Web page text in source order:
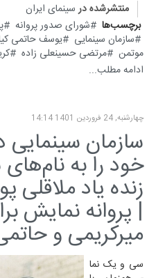
منتشرشده در سینمای ایران
برچسب‌ها
شورای صدور پروانه
سازمان سینمایی
یوسف حاتمی
موتمن
مرتضی حسینعلی زاده
ادامه مطلب...
چهارشنبه, 24 فروردين 1401 14:14
سازمان
خود را به
زنده یاد ملاقلی
| پروانه نمایش
میرکریمی و
سی و یک نما